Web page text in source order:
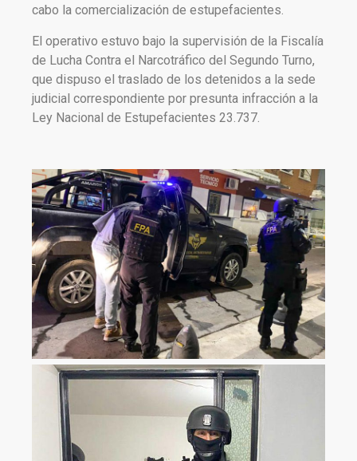
cabo la comercialización de estupefacientes.
El operativo estuvo bajo la supervisión de la Fiscalía
de Lucha Contra el Narcotráfico del Segundo Turno,
que dispuso el traslado de los detenidos a la sede
judicial correspondiente por presunta infracción a la
Ley Nacional de Estupefacientes 23.737.